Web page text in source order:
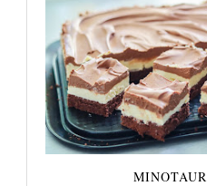
MINOTAUR